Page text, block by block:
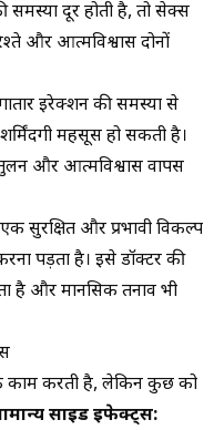
दूर होती है, तो सेक्स
और आत्मविश्वास दोनों
इरेक्शन की समस्या से
महसूस हो सकती है।
और आत्मविश्वास वापस
सुरक्षित और प्रभावी विकल्प
पड़ता है। इसे डॉक्टर की
है और मानसिक तनाव भी
के काम करती है, लेकिन कुछ को
साइड इफेक्ट्स: